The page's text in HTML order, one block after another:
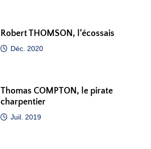
Robert THOMSON, l’écossais
Déc. 2020
Thomas COMPTON, le pirate
charpentier
Juil. 2019